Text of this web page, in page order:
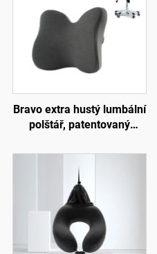
Bravo extra hustý lumbální
polštář, patentovaný
polštář pro podporu
bederní oblasti, podložka
B11